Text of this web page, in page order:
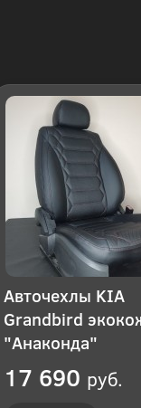
клик
Авточехлы KIA
Grandbird
"Анаконда"
17 690 руб.